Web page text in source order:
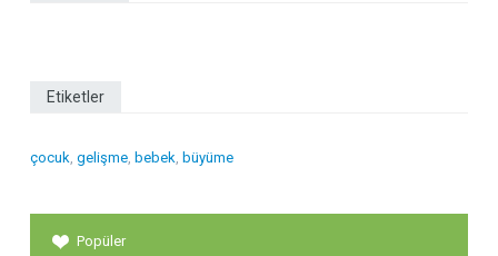
Etiketler
çocuk gelişme bebek büyüme
Popüler